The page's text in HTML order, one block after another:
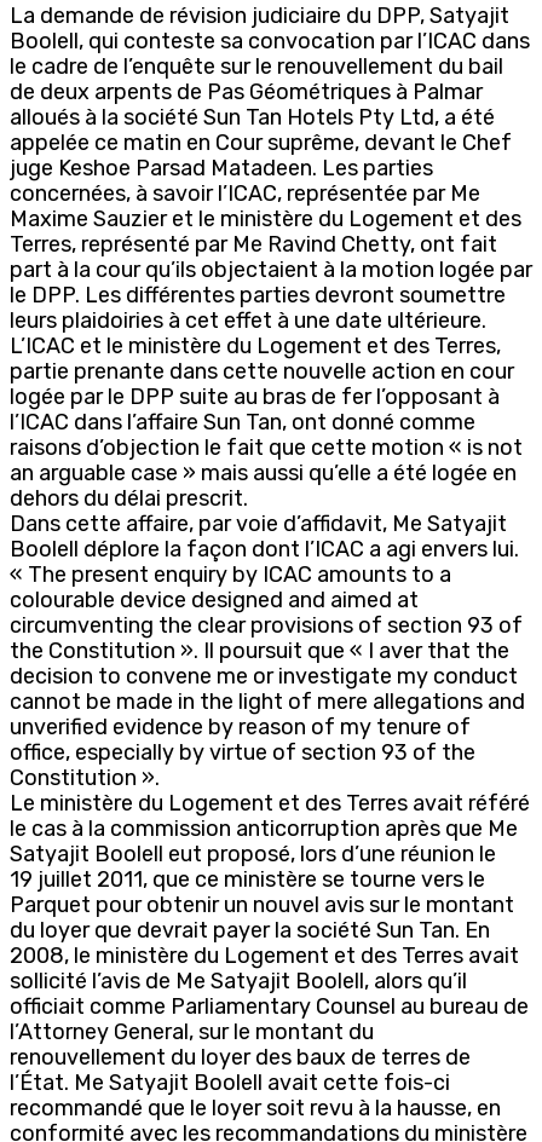
La demande de révision judiciaire du DPP, Satyajit
Boolell, qui conteste sa convocation par l’ICAC dans
le cadre de l’enquête sur le renouvellement du bail
de deux arpents de Pas Géométriques à Palmar
alloués à la société Sun Tan Hotels Pty Ltd, a été
appelée ce matin en Cour suprême, devant le Chef
juge Keshoe Parsad Matadeen. Les parties
concernées, à savoir l’ICAC, représentée par Me
Maxime Sauzier et le ministère du Logement et des
Terres, représenté par Me Ravind Chetty, ont fait
part à la cour qu’ils objectaient à la motion logée par
le DPP. Les différentes parties devront soumettre
leurs plaidoiries à cet effet à une date ultérieure.
L’ICAC et le ministère du Logement et des Terres,
partie prenante dans cette nouvelle action en cour
logée par le DPP suite au bras de fer l’opposant à
l’ICAC dans l’affaire Sun Tan, ont donné comme
raisons d’objection le fait que cette motion « is not
an arguable case » mais aussi qu’elle a été logée en
dehors du délai prescrit.
Dans cette affaire, par voie d’affidavit, Me Satyajit
Boolell déplore la façon dont l’ICAC a agi envers lui.
« The present enquiry by ICAC amounts to a
colourable device designed and aimed at
circumventing the clear provisions of section 93 of
the Constitution ». Il poursuit que « I aver that the
decision to convene me or investigate my conduct
cannot be made in the light of mere allegations and
unverified evidence by reason of my tenure of
office, especially by virtue of section 93 of the
Constitution ».
Le ministère du Logement et des Terres avait référé
le cas à la commission anticorruption après que Me
Satyajit Boolell eut proposé, lors d’une réunion le
19 juillet 2011, que ce ministère se tourne vers le
Parquet pour obtenir un nouvel avis sur le montant
du loyer que devrait payer la société Sun Tan. En
2008, le ministère du Logement et des Terres avait
sollicité l’avis de Me Satyajit Boolell, alors qu’il
officiait comme Parliamentary Counsel au bureau de
l’Attorney General, sur le montant du
renouvellement du loyer des baux de terres de
l’État. Me Satyajit Boolell avait cette fois-ci
recommandé que le loyer soit revu à la hausse, en
conformité avec les recommandations du ministère